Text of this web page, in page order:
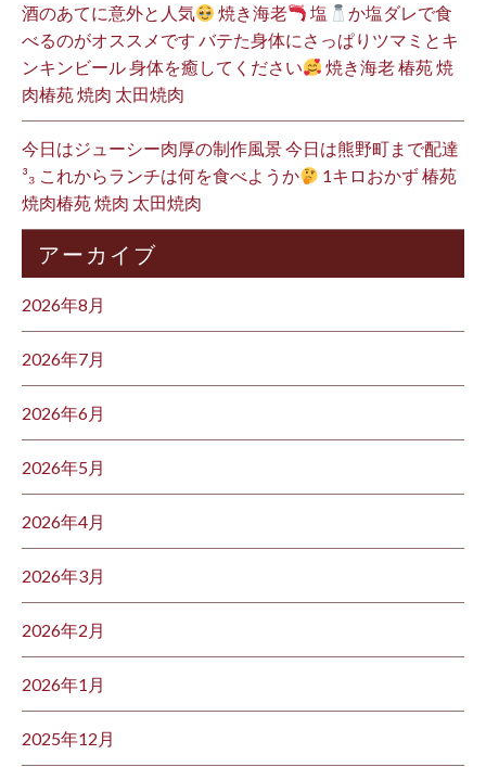
酒のあてに意外と人気 焼き海老 塩
か塩ダレで食
べるのがオススメです バテた身体にさっぱりツマミとキ
ンキンビール 身体を癒してください
焼き海老 椿苑 焼
肉椿苑 焼肉 太田焼肉
今日はジューシー肉厚の制作風景 今日は熊野町まで配達
³₃ これからランチは何を食べようか
1キロおかず 椿苑
焼肉椿苑 焼肉 太田焼肉
アーカイブ
2026年8月
2026年7月
2026年6月
2026年5月
2026年4月
2026年3月
2026年2月
2026年1月
2025年12月